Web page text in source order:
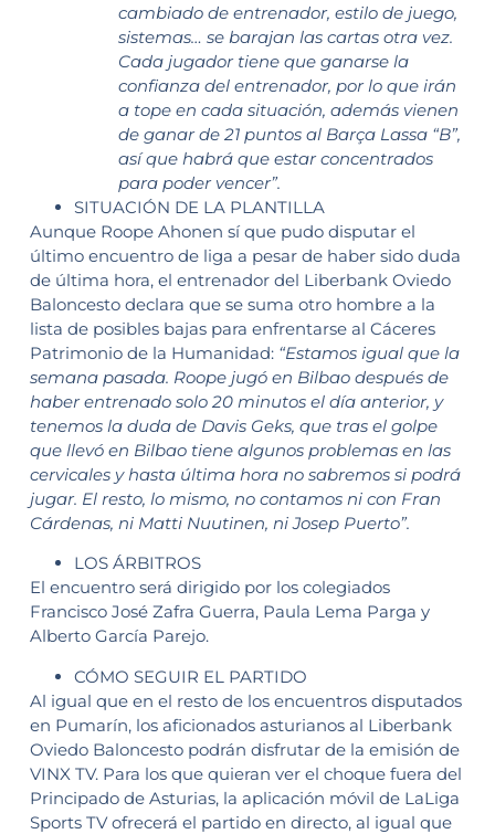
cambiado de entrenador, estilo de juego,
sistemas… se barajan las cartas otra vez.
Cada jugador tiene que ganarse la
confianza del entrenador, por lo que irán
a tope en cada situación, además vienen
de ganar de 21 puntos al Barça Lassa “B”,
así que habrá que estar concentrados
para poder vencer”.
SITUACIÓN DE LA PLANTILLA
Aunque Roope Ahonen sí que pudo disputar el
último encuentro de liga a pesar de haber sido duda
de última hora, el entrenador del Liberbank Oviedo
Baloncesto declara que se suma otro hombre a la
lista de posibles bajas para enfrentarse al Cáceres
Patrimonio de la Humanidad: “Estamos igual que la
semana pasada. Roope jugó en Bilbao después de
haber entrenado solo 20 minutos el día anterior, y
tenemos la duda de Davis Geks, que tras el golpe
que llevó en Bilbao tiene algunos problemas en las
cervicales y hasta última hora no sabremos si podrá
jugar. El resto, lo mismo, no contamos ni con Fran
Cárdenas, ni Matti Nuutinen, ni Josep Puerto”.
LOS ÁRBITROS
El encuentro será dirigido por los colegiados
Francisco José Zafra Guerra, Paula Lema Parga y
Alberto García Parejo.
CÓMO SEGUIR EL PARTIDO
Al igual que en el resto de los encuentros disputados
en Pumarín, los aficionados asturianos al Liberbank
Oviedo Baloncesto podrán disfrutar de la emisión de
VINX TV. Para los que quieran ver el choque fuera del
Principado de Asturias, la aplicación móvil de LaLiga
Sports TV ofrecerá el partido en directo, al igual que